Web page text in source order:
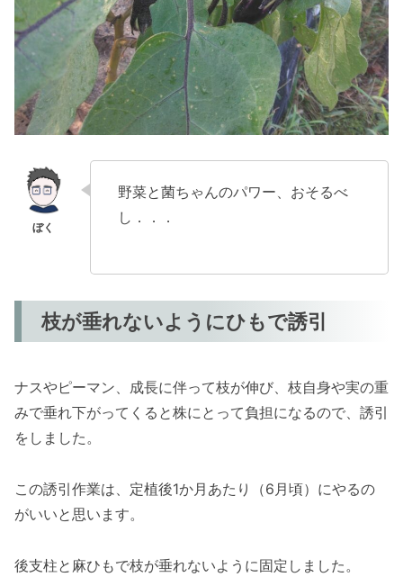
野菜と菌ちゃんのパワー、おそるべ
し．．．
枝が垂れないようにひもで誘引
ナスやピーマン、成長に伴って枝が伸び、枝自身や実の重
みで垂れ下がってくると株にとって負担になるので、誘引
をしました。
この誘引作業は、定植後1か月あたり（6月頃）にやるの
がいいと思います。
後支柱と麻ひもで枝が垂れないように固定しました。